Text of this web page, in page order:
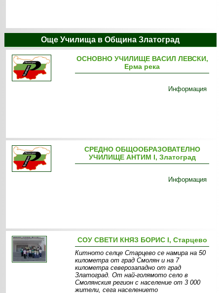
Още Училища в Община Златоград
ОСНОВНО УЧИЛИЩЕ ВАСИЛ ЛЕВСКИ,
Ерма река
Информация
СРЕДНО ОБЩООБРАЗОВАТЕЛНО
УЧИЛИЩЕ АНТИМ І, Златоград
Информация
СОУ СВЕТИ КНЯЗ БОРИС I, Старцево
Китното селце Старцево се намира на 50
километра от град Смолян и на 7
километра северозападно от град
Златоград. От най-голямото село в
Смолянския регион с население от 3 000
жители, сега населението